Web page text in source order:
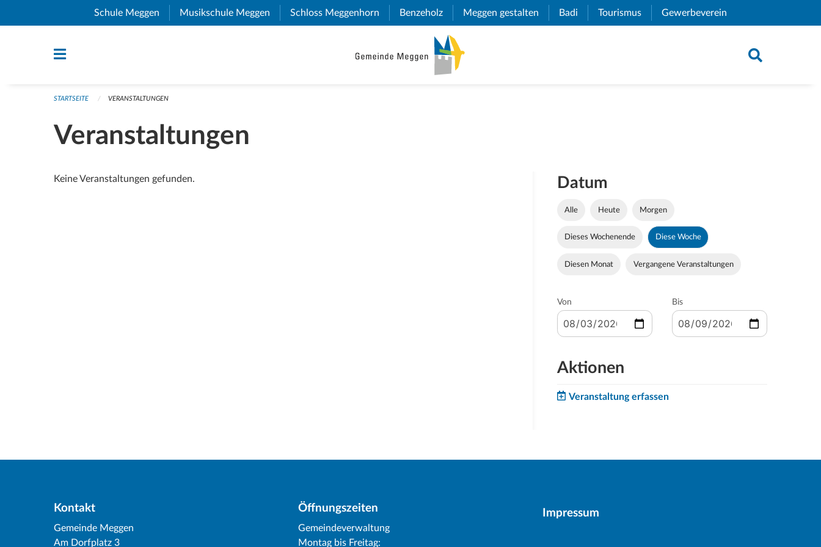
Navigation überspringen
Schule Meggen (External Link)
Musikschule Meggen (External Link)
Schloss Meggenhorn (External Link)
Benzeholz (External Link)
Meggen gestalten (External Link)
Badi (External Link)
Tourismus (External Link)
Gewerbeverein
STARTSEITE VERANSTALTUNGEN
Veranstaltungen
Keine Veranstaltungen gefunden. Datum
Alle Heute Morgen
Dieses Wochenende Diese Woche
Diesen Monat Vergangene Veranstaltungen
Von Bis
Aktionen
Veranstaltung erfassen
Kontakt
Gemeinde Meggen
Am Dorfplatz 3
Öffnungszeiten
Gemeindeverwaltung
Montag bis Freitag:
Impressum